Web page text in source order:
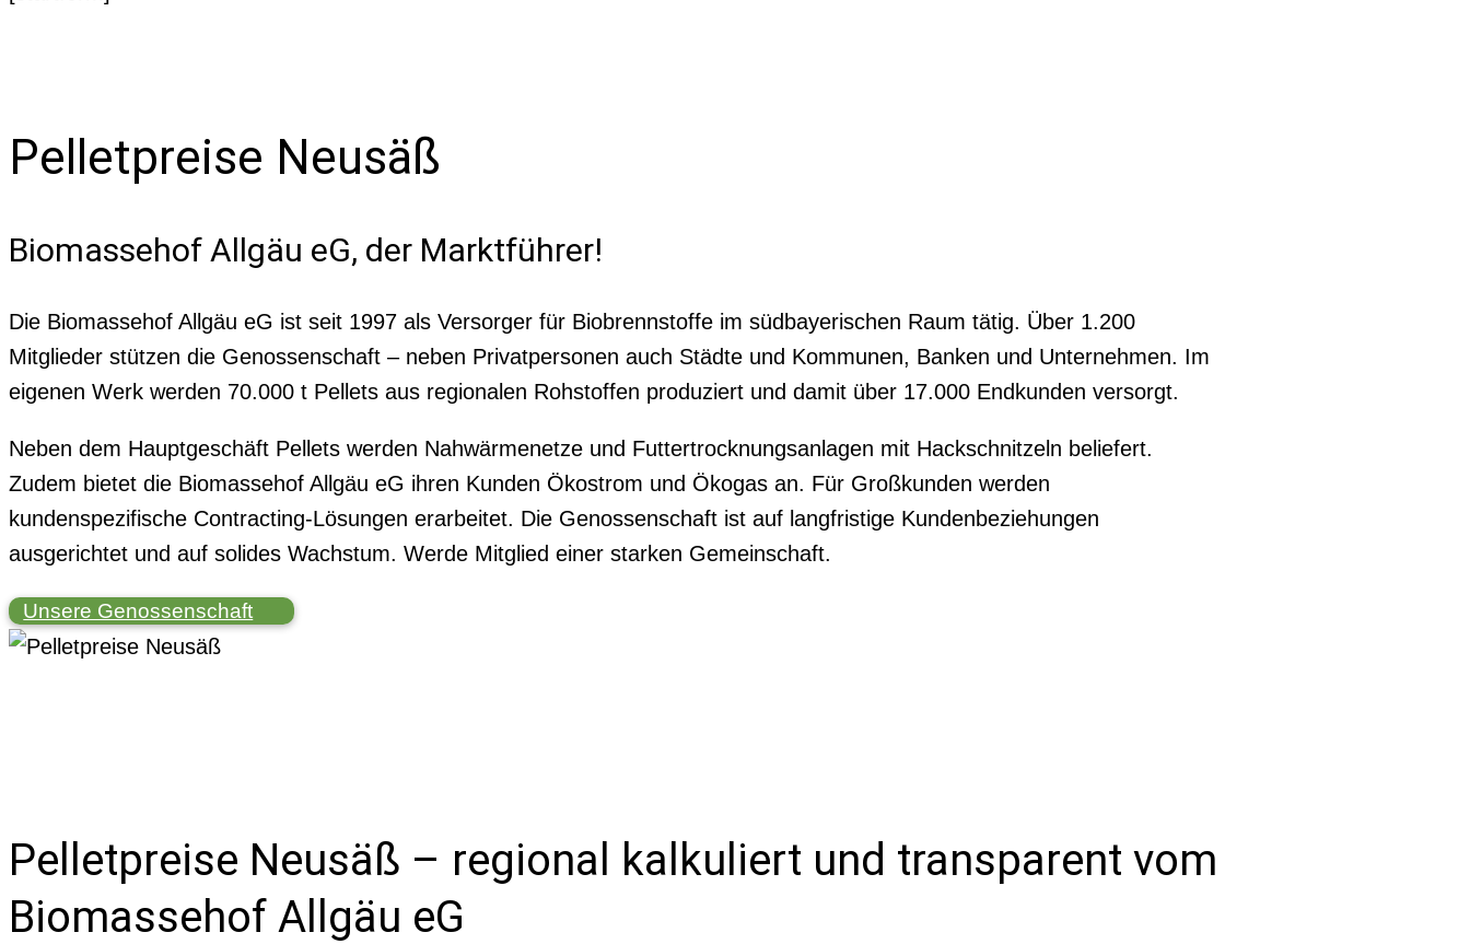
Pelletpreise Neusäß
Biomassehof Allgäu eG, der Marktführer!
Die Biomassehof Allgäu eG ist seit 1997 als Versorger für Biobrennstoffe im südbayerischen Raum tätig. Über 1.200
Mitglieder stützen die Genossenschaft – neben Privatpersonen auch Städte und Kommunen, Banken und Unternehmen. Im
eigenen Werk werden 70.000 t Pellets aus regionalen Rohstoffen produziert und damit über 17.000 Endkunden versorgt.
Neben dem Hauptgeschäft Pellets werden Nahwärmenetze und Futtertrocknungsanlagen mit Hackschnitzeln beliefert.
Zudem bietet die Biomassehof Allgäu eG ihren Kunden Ökostrom und Ökogas an. Für Großkunden werden
kundenspezifische Contracting-Lösungen erarbeitet. Die Genossenschaft ist auf langfristige Kundenbeziehungen
ausgerichtet und auf solides Wachstum. Werde Mitglied einer starken Gemeinschaft.
Unsere Genossenschaft
Pelletpreise Neusäß – regional kalkuliert und transparent vom
Biomassehof Allgäu eG